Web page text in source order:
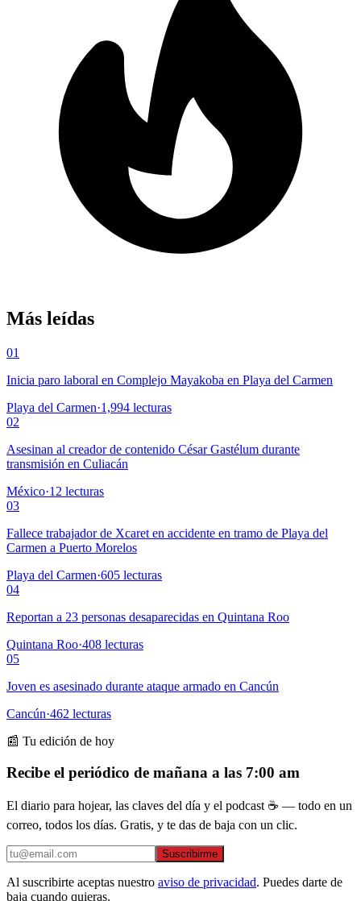
Más leídas
01
Inicia paro laboral en Complejo Mayakoba en Playa del Carmen
Playa del Carmen·1,994 lecturas
02
Asesinan al creador de contenido César Gastélum durante
transmisión en Culiacán
México·12 lecturas
03
Fallece trabajador de Xcaret en accidente en tramo de Playa del
Carmen a Puerto Morelos
Playa del Carmen·605 lecturas
04
Reportan a 23 personas desaparecidas en Quintana Roo
Quintana Roo·408 lecturas
05
Joven es asesinado durante ataque armado en Cancún
Cancún·462 lecturas
📰 Tu edición de hoy
Recibe el periódico de mañana a las 7:00 am
El diario para hojear, las claves del día y el podcast ☕ — todo en un
correo, todos los días. Gratis, y te das de baja con un clic.
Suscribirme
Al suscribirte aceptas nuestro aviso de privacidad. Puedes darte de
baja cuando quieras.